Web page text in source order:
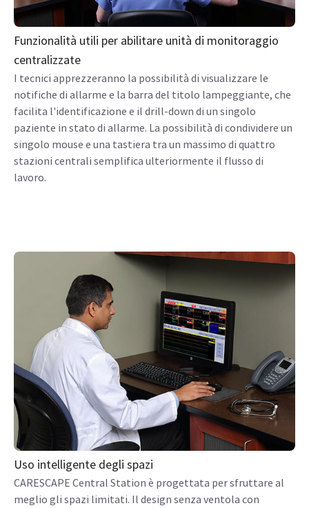
Funzionalità utili per abilitare unità di monitoraggio
centralizzate
I tecnici apprezzeranno la possibilità di visualizzare le
notifiche di allarme e la barra del titolo lampeggiante, che
facilita l'identificazione e il drill-down di un singolo
paziente in stato di allarme. La possibilità di condividere un
singolo mouse e una tastiera tra un massimo di quattro
stazioni centrali semplifica ulteriormente il flusso di
lavoro.
Uso intelligente degli spazi
CARESCAPE Central Station è progettata per sfruttare al
meglio gli spazi limitati. Il design senza ventola con